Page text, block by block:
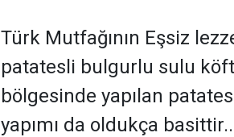
Türk Mutfağının Eşsiz
patatesli bulgurlu sulu
bölgesinde yapılan
yapımı da oldukça